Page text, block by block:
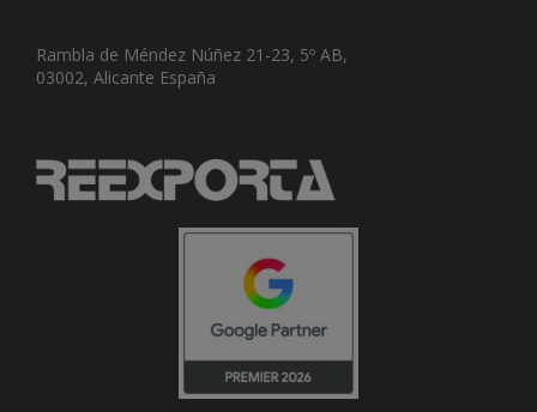
Rambla de Méndez Núñez 21-23, 5º AB,
03002, Alicante España